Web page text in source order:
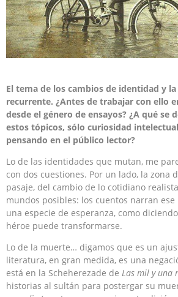
El tema de los cambios de identidad y
recurrente. ¿Antes de trabajar con ello
desde el género de ensayos? ¿A qué se
estos tópicos, sólo curiosidad
pensando en el público lector?
Lo de las identidades que mutan, me
con dos cuestiones. Por un lado, la zona
pasaje, del cambio de lo cotidiano
mundos posibles: los cuentos narran
una especie de esperanza, como
héroe puede transformarse.
Lo de la muerte… digamos que es un
literatura, en gran medida, es una
está en la Scheherezade de Las mil y una
historias al sultán para postergar su